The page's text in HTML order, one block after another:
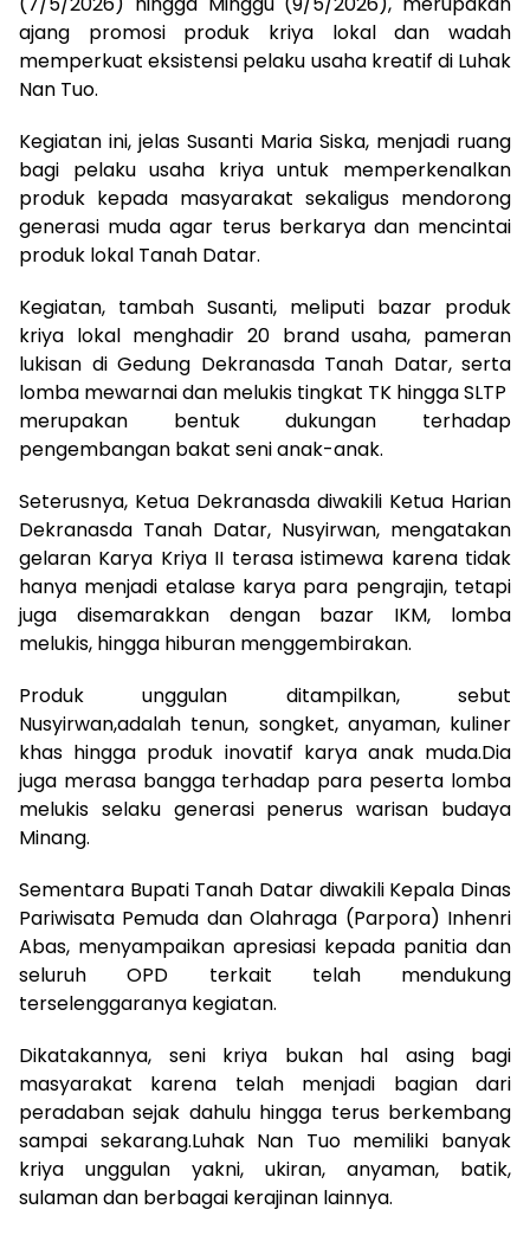
ajang promosi produk kriya lokal dan wadah
memperkuat eksistensi pelaku usaha kreatif di Luhak
Nan Tuo.
Kegiatan ini, jelas Susanti Maria Siska, menjadi ruang
bagi pelaku usaha kriya untuk memperkenalkan
produk kepada masyarakat sekaligus mendorong
generasi muda agar terus berkarya dan mencintai
produk lokal Tanah Datar.
Kegiatan, tambah Susanti, meliputi bazar produk
kriya lokal menghadir 20 brand usaha, pameran
lukisan di Gedung Dekranasda Tanah Datar, serta
lomba mewarnai dan melukis tingkat TK hingga SLTP
merupakan bentuk dukungan terhadap
pengembangan bakat seni anak-anak.
Seterusnya, Ketua Dekranasda diwakili Ketua Harian
Dekranasda Tanah Datar, Nusyirwan, mengatakan
gelaran Karya Kriya II terasa istimewa karena tidak
hanya menjadi etalase karya para pengrajin, tetapi
juga disemarakkan dengan bazar IKM, lomba
melukis, hingga hiburan menggembirakan.
Produk unggulan ditampilkan, sebut
Nusyirwan,adalah tenun, songket, anyaman, kuliner
khas hingga produk inovatif karya anak muda.Dia
juga merasa bangga terhadap para peserta lomba
melukis selaku generasi penerus warisan budaya
Minang.
Sementara Bupati Tanah Datar diwakili Kepala Dinas
Pariwisata Pemuda dan Olahraga (Parpora) Inhenri
Abas, menyampaikan apresiasi kepada panitia dan
seluruh OPD terkait telah mendukung
terselenggaranya kegiatan.
Dikatakannya, seni kriya bukan hal asing bagi
masyarakat karena telah menjadi bagian dari
peradaban sejak dahulu hingga terus berkembang
sampai sekarang.Luhak Nan Tuo memiliki banyak
kriya unggulan yakni, ukiran, anyaman, batik,
sulaman dan berbagai kerajinan lainnya.